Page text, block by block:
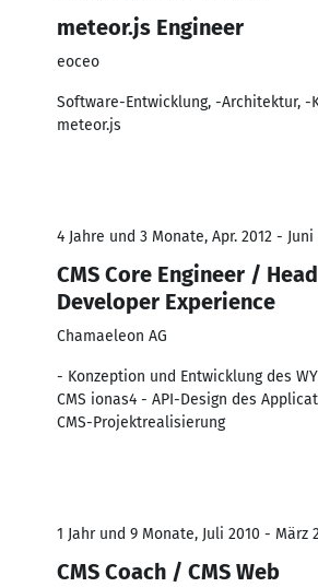
meteor.js Engineer
eoceo
Software-Entwicklung, -Architektur, -
meteor.js
4 Jahre und 3 Monate, Apr. 2012 - Juni
CMS Core Engineer /
Developer Experience
Chamaeleon AG
- Konzeption und Entwicklung des
CMS ionas4 - API-Design des
CMS-Projektrealisierung
1 Jahr und 9 Monate, Juli 2010 - März
CMS Coach / CMS Web